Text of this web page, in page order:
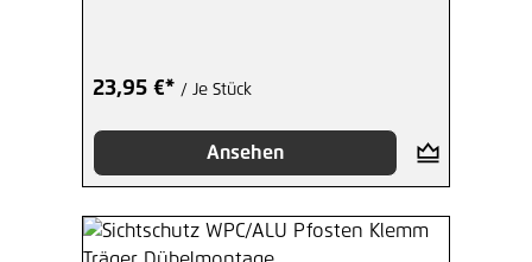
23,95 €* / Je Stück
Ansehen